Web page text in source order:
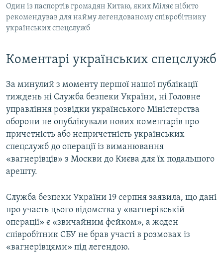
Один із паспортів громадян Китаю, яких Міляє нібито
рекомендував для найму легендованому співробітнику
українських спецслужб
Коментарі українських спецслужб
За минулий з моменту першої нашої публікації
тиждень ні Служба безпеки України, ні Головне
управління розвідки українського Міністерства
оборони не опублікували нових коментарів про
причетність або непричетність українських
спецслужб до операції із виманювання
«вагнерівців» з Москви до Києва для їх подальшого
арешту.
Служба безпеки України 19 серпня заявила, що дані
про участь цього відомства у «вагнерівській
операції» є «звичайним фейком», а жоден
співробітник СБУ не брав участі в розмовах із
«вагнерівцями» під легендою.